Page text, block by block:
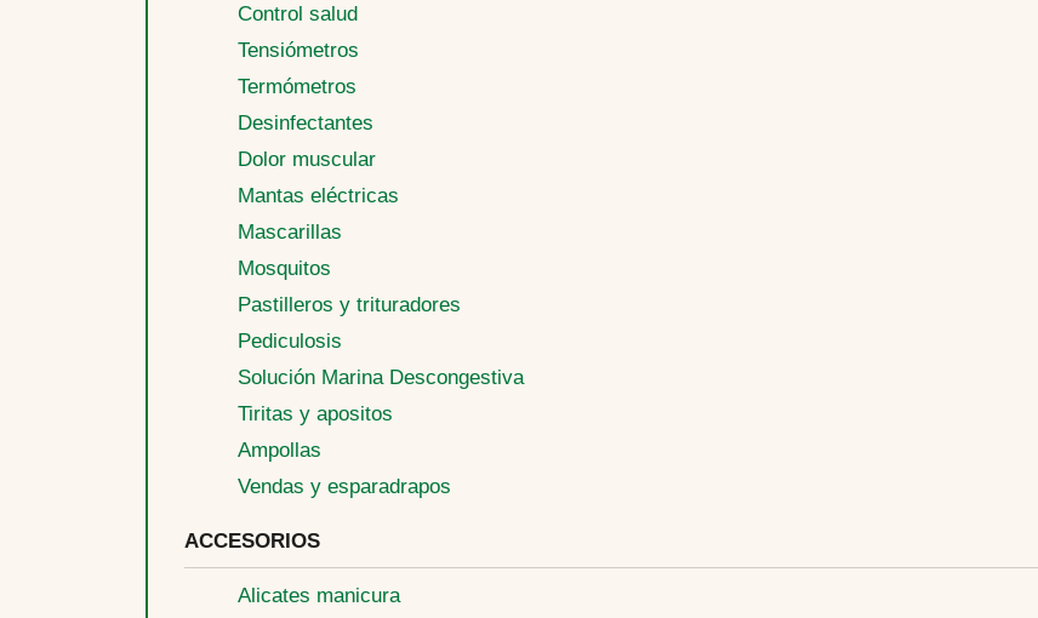
Control salud
Tensiómetros
Termómetros
Desinfectantes
Dolor muscular
Mantas eléctricas
Mascarillas
Mosquitos
Pastilleros y trituradores
Pediculosis
Solución Marina Descongestiva
Tiritas y apositos
Ampollas
Vendas y esparadrapos
ACCESORIOS
Alicates manicura